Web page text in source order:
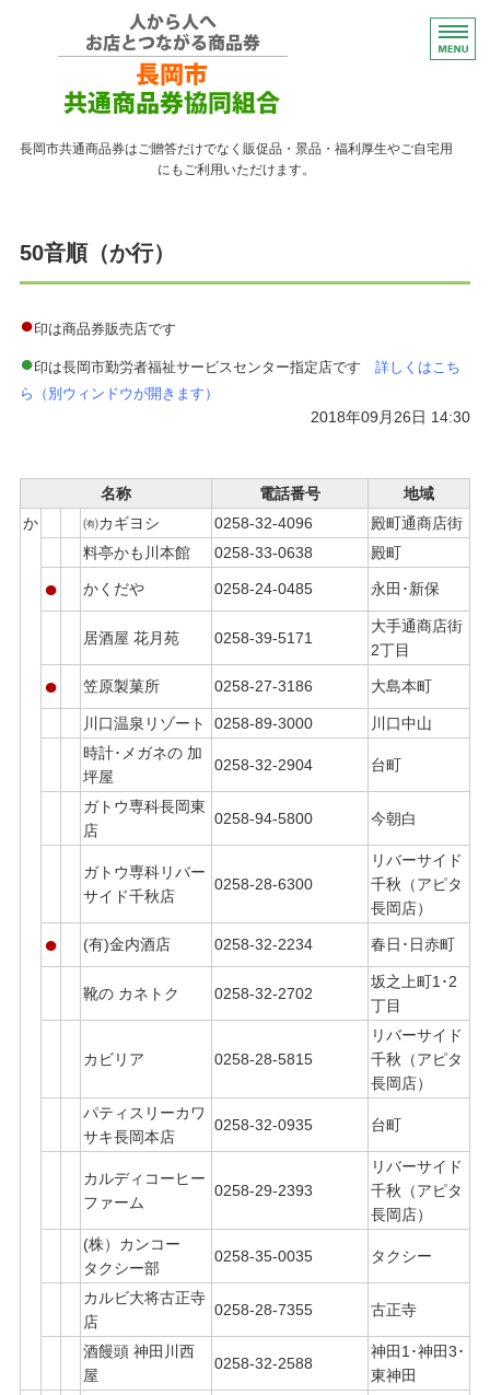
コンパクトなプレゼン
長岡市共通商品券はご贈答だけでなく販促品・景品・福利厚生やご自宅用
にもご利用いただけます。
よくある質問
50音順（か行）
●印は商品券販売店です
●印は長岡市勤労者福祉サービスセンター指定店です 詳しくはこち
ら（別ウィンドウが開きます）
2018年09月26日 14:30
名称 電話番号
地域
か
㈲カギヨシ 0258-32-4096
殿町通商店街
料亭かも川本館
0258-33-0638 殿町
● かくだや 0258-24-0485 永田･新保
居酒屋 花月苑 0258-39-5171
大手通商店街
2丁目
● 笠原製菓所 0258-27-3186 大島本町
川口温泉リゾート 0258-89-3000
川口中山
時計･メガネの 加
坪屋
0258-32-2904 台町
ガトウ専科長岡東
店
0258-94-5800 今朝白
ガトウ専科リバー
サイド千秋店
0258-28-6300
リバーサイド
千秋（アピタ
長岡店）
● (有)金内酒店 0258-32-2234 春日･日赤町
靴の カネトク 0258-32-2702
坂之上町1･2
丁目
カビリア 0258-28-5815
リバーサイド
千秋（アピタ
長岡店）
パティスリーカワ
サキ長岡本店
0258-32-0935 台町
カルディコーヒー
ファーム
0258-29-2393
リバーサイド
千秋（アピタ
長岡店）
(株）カンコー
タクシー部
0258-35-0035 タクシー
カルビ大将古正寺
店
0258-28-7355 古正寺
酒饅頭 神田川西
屋
0258-32-2588
神田1･神田3･
東神田